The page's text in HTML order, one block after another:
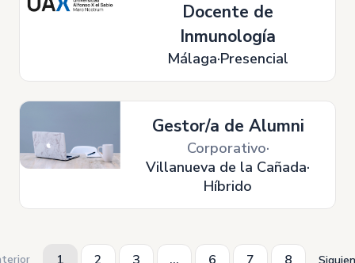
Docente de
Inmunología
Málaga Presencial
Gestor/a de Alumni
Corporativo
Villanueva de la Cañada
Híbrido